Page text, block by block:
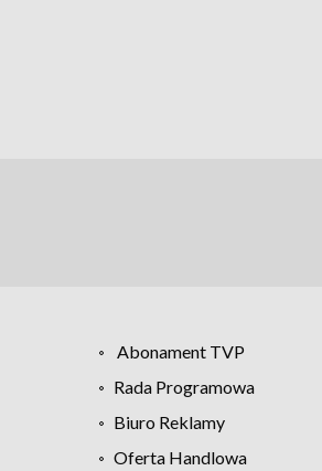
Abonament TVP
Rada Programowa
Biuro Reklamy
Oferta Handlowa